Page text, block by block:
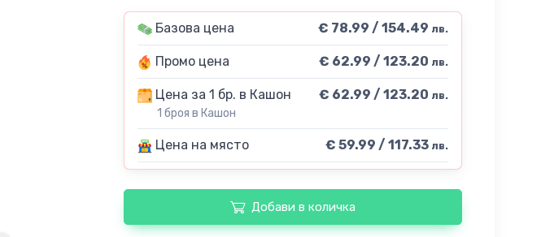
Базова цена € 78.99 / 154.49 лв.
Промо цена € 62.99 / 123.20 лв.
Цена за 1 бр. в Кашон
1 броя в Кашон
€ 62.99 / 123.20 лв.
Цена на място € 59.99 / 117.33 лв.
Добави в количка